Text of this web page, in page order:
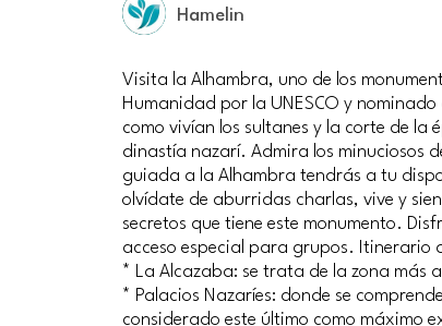
Hamelin
Visita la Alhambra, uno de los
Humanidad por la UNESCO y
como vivían los sultanes y la corte de
dinastía nazarí. Admira los minuciosos
guiada a la Alhambra tendrás a tu
olvídate de aburridas charlas, vive y
secretos que tiene este monumento.
acceso especial para grupos. Itinerario
* La Alcazaba: se trata de la zona más
* Palacios Nazaríes: donde se
considerado este último como máximo